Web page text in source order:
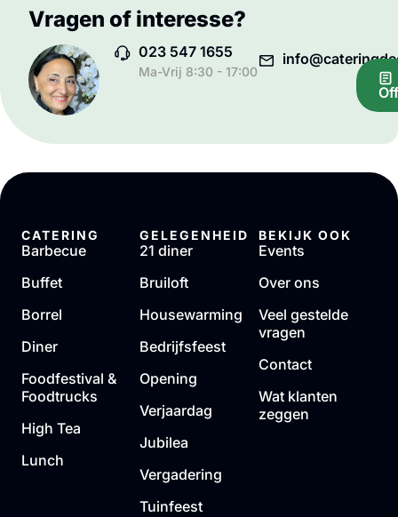
Vragen of interesse?
023 547 1655
Ma-Vrij 8:30 - 17:00
CATERING
Barbecue
Buffet
Borrel
Diner
Foodfestival &
Foodtrucks
High Tea
Lunch
GELEGENHEID
21 diner
Bruiloft
Housewarming
Bedrijfsfeest
Opening
Verjaardag
Jubilea
Vergadering
Tuinfeest
BEKIJK OOK
Events
Over ons
Veel gestelde
vragen
Contact
Wat klanten
zeggen